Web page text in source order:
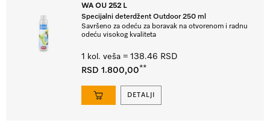
WA OU 252 L
Specijalni deterdžent Outdoor 250 ml
Savršeno za odeću za boravak na otvorenom i radnu
odeću visokog kvaliteta
1 kol. veša = 138.46 RSD
RSD 1.800,00**
DETALJI